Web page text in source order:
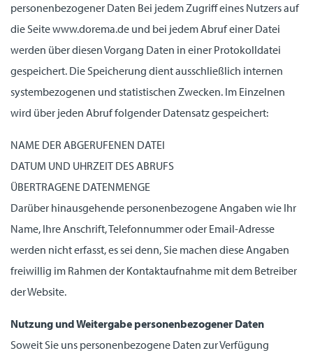
personenbezogener Daten Bei jedem Zugriff eines Nutzers auf
die Seite www.dorema.de und bei jedem Abruf einer Datei
werden über diesen Vorgang Daten in einer Protokolldatei
gespeichert. Die Speicherung dient ausschließlich internen
systembezogenen und statistischen Zwecken. Im Einzelnen
wird über jeden Abruf folgender Datensatz gespeichert:
NAME DER ABGERUFENEN DATEI
DATUM UND UHRZEIT DES ABRUFS
ÜBERTRAGENE DATENMENGE
Darüber hinausgehende personenbezogene Angaben wie Ihr
Name, Ihre Anschrift, Telefonnummer oder Email-Adresse
werden nicht erfasst, es sei denn, Sie machen diese Angaben
freiwillig im Rahmen der Kontaktaufnahme mit dem Betreiber
der Website.
Nutzung und Weitergabe personenbezogener Daten
Soweit Sie uns personenbezogene Daten zur Verfügung